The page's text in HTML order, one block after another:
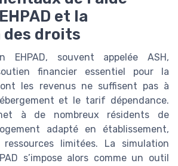
et la
droits
EHPAD, souvent appelée ASH,
financier essentiel pour la
les revenus ne suffisent pas à
et le tarif dépendance.
à de nombreux résidents de
adapté en établissement,
limitées. La simulation
s’impose alors comme un outil